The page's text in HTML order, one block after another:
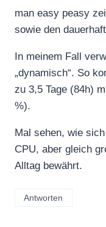
man easy peasy
sowie den
In meinem Fall
„dynamisch“. So
zu 3,5 Tage (84h)
%).
Mal sehen, wie
CPU, aber gleich
Alltag bewährt.
Antworten